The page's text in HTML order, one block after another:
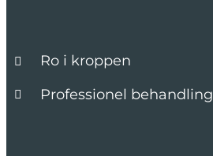
Ro i kroppen
Professionel behandling